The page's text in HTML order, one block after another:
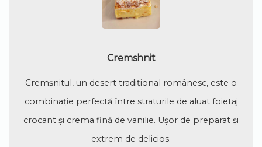
Cremshnit
Cremșnitul, un desert tradițional românesc, este o
combinație perfectă între straturile de aluat foietaj
crocant și crema fină de vanilie. Ușor de preparat și
extrem de delicios.